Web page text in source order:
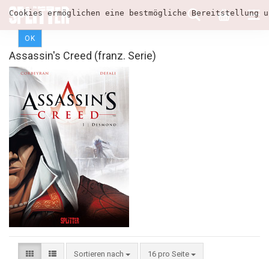
Cookies ermöglichen eine bestmögliche
OK
Assassin's Creed (franz. Serie)
Sortieren nach 16 pro Seite